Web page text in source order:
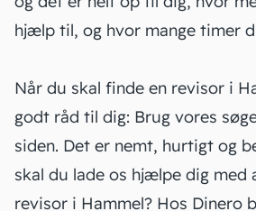
hjælp til, og hvor mange timer
Når du skal finde en revisor i
godt råd til dig: Brug vores
siden. Det er nemt, hurtigt og
skal du lade os hjælpe dig med
revisor i Hammel? Hos Dinero